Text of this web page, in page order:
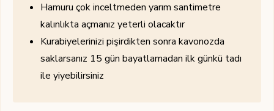
Hamuru çok inceltmeden yarım santimetre
kalınlıkta açmanız yeterli olacaktır
Kurabiyelerinizi pişirdikten sonra kavonozda
saklarsanız 15 gün bayatlamadan ilk günkü tadı
ile yiyebilirsiniz